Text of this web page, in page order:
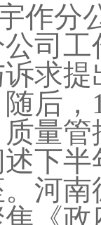
作分
司
求
后
量
下
河